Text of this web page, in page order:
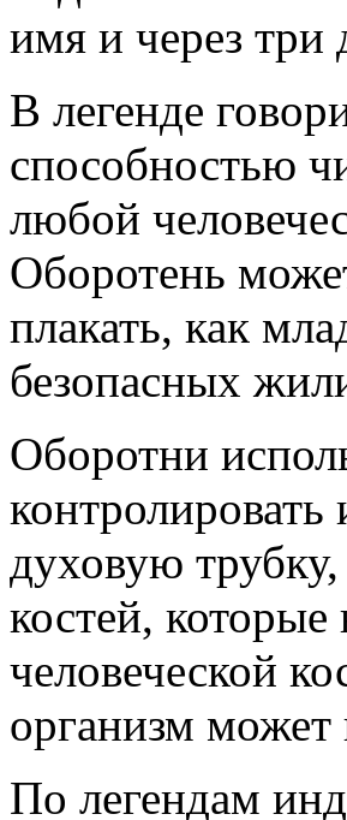
имя и через три
В легенде
способностью
любой
Оборотень
плакать, как
безопасных
Оборотни
духовую трубку,
костей,
человеческой
организм может
По легендам